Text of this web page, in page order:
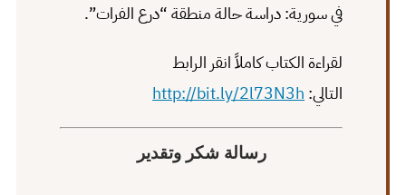
في سورية: دراسة حالة منطقة “درع الفرات”.
لقراءة الكتاب كاملاً انقر الرابط
التالي:http://bit.ly/2l73N3h
رسالة شكر وتقدير